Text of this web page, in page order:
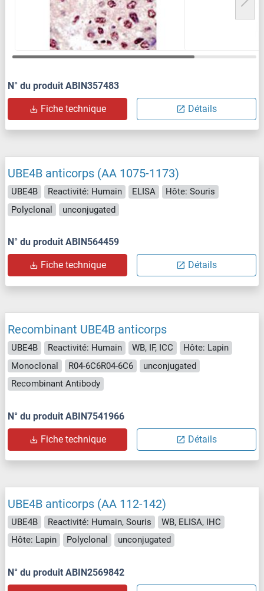
N° du produit ABIN357483
Fiche technique Détails
UBE4B anticorps (AA 1075-1173)
UBE4B Reactivité: Humain ELISA
Hôte: Souris
Polyclonal
unconjugated
N° du produit ABIN564459
Fiche technique Détails
Recombinant UBE4B anticorps
UBE4B Reactivité: Humain WB, IF, ICC
Hôte: Lapin
Monoclonal
R04-6C6R04-6C6
unconjugated
Recombinant Antibody
N° du produit ABIN7541966
Fiche technique Détails
UBE4B anticorps (AA 112-142)
UBE4B Reactivité: Humain, Souris
WB, ELISA, IHC
Hôte: Lapin
Polyclonal unconjugated
N° du produit ABIN2569842